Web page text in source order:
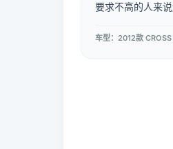
要求不高的人来
车型：2012款